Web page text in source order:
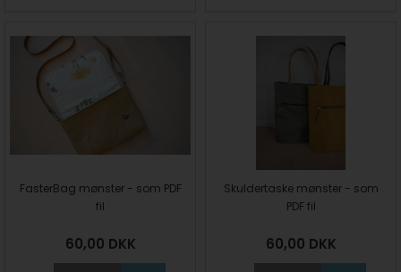
FasterBag mønster - som PDF
fil
60,00 DKK
Skuldertaske mønster - som
PDF fil
60,00 DKK